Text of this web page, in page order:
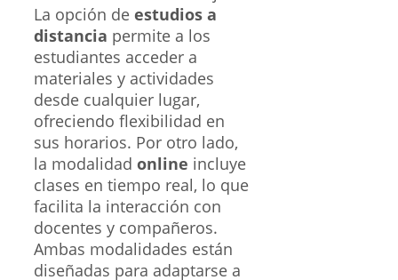
La opción de estudios a
distancia permite a los
estudiantes acceder a
materiales y actividades
desde cualquier lugar,
ofreciendo flexibilidad en
sus horarios. Por otro lado,
la modalidad online incluye
clases en tiempo real, lo que
facilita la interacción con
docentes y compañeros.
Ambas modalidades están
diseñadas para adaptarse a